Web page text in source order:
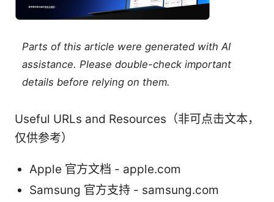
Parts of this article were generated with AI
assistance. Please double-check important
details before relying on them.
Useful URLs and Resources（非可点击文本，
仅供参考）
Apple 官方文档 - apple.com
Samsung 官方支持 - samsung.com